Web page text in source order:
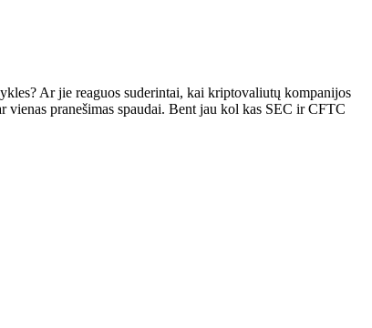
Ar jie reaguos suderintai, kai kriptovaliutų kompanijos
pranešimas spaudai. Bent jau kol kas SEC ir CFTC